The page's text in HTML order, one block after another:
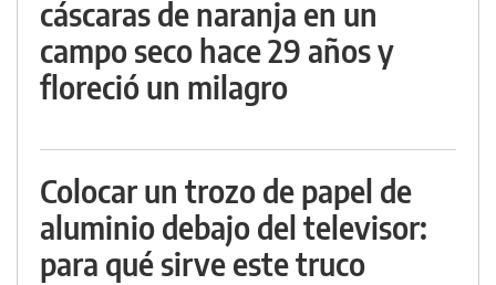
cáscaras de naranja en un
campo seco hace 29 años y
floreció un milagro
Colocar un trozo de papel de
aluminio debajo del televisor:
para qué sirve este truco